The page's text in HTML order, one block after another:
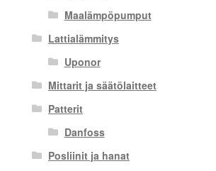
Maalämpöpumput
Lattialämmitys
Uponor
Mittarit ja säätölaitteet
Patterit
Danfoss
Posliinit ja hanat